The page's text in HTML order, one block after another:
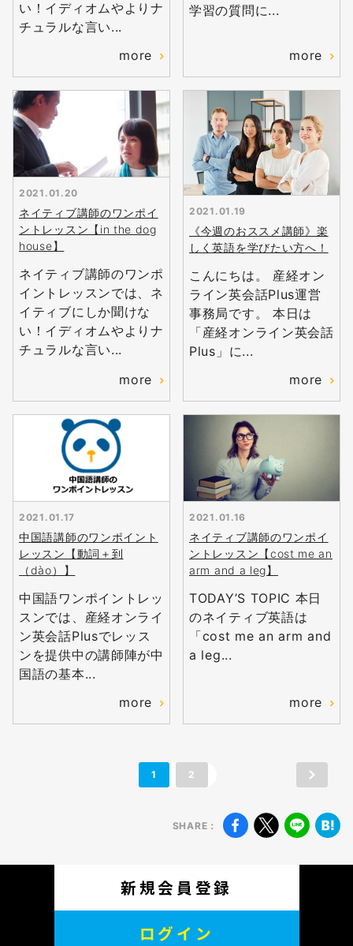
い！イディオムやよりナ
チュラルな言い...
more
学習の質問に...
more
2021.01.20
ネイティブ講師のワンポイ
ントレッスン【in the dog
house】
ネイティブ講師のワンポ
イントレッスンでは、ネ
イティブにしか聞けな
い！イディオムやよりナ
チュラルな言い...
more
2021.01.19
《今週のおススメ講師》楽
しく英語を学びたい方へ！
こんにちは。 産経オン
ライン英会話Plus運営
事務局です。 本日は
「産経オンライン英会話
Plus」に...
more
2021.01.17
中国語講師のワンポイント
レッスン【動詞＋到
（dào）】
中国語ワンポイントレッ
スンでは、産経オンライ
ン英会話Plusでレッス
ンを提供中の講師陣が中
国語の基本...
more
2021.01.16
ネイティブ講師のワンポイ
ントレッスン【cost me an
arm and a leg】
TODAY’S TOPIC 本日
のネイティブ英語は
「cost me an arm and
a leg...
more
1 2
SHARE：
新規会員登録
ログイン